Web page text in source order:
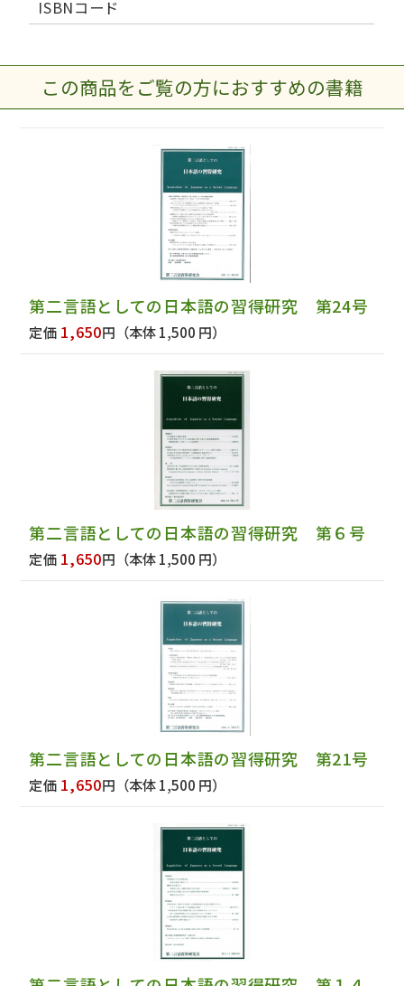
ISBNコード
この商品をご覧の方におすすめの書籍
第二言語としての日本語の習得研究 第24号
定価 1,650円 （本体 1,500 円）
第二言語としての日本語の習得研究 第６号
定価 1,650円 （本体 1,500 円）
第二言語としての日本語の習得研究 第21号
定価 1,650円 （本体 1,500 円）